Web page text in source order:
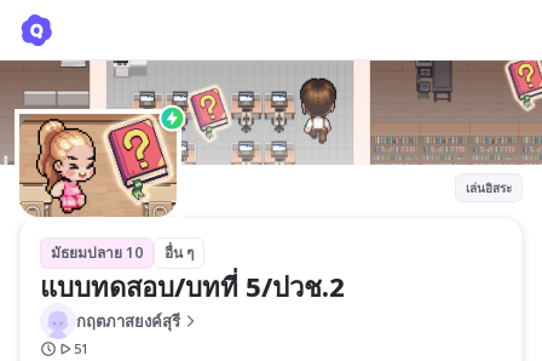
เล่นอิสระ
มัธยมปลาย 10 อื่น ๆ
แบบทดสอบ/บทที่ 5/ปวช.2
กฤตภาสยงค์สุรี
51